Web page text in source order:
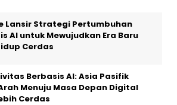
Lansir Strategi Pertumbuhan
AI untuk Mewujudkan Era Baru
Cerdas
Berbasis AI: Asia Pasifik
Menuju Masa Depan Digital
Cerdas